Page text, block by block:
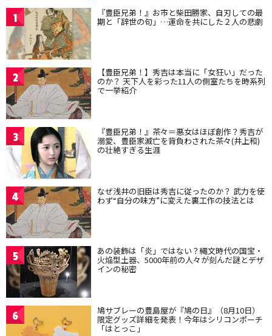
1 『豊臣兄弟！』お市と柴田勝家、自刃しての最
期と「辞世の句」…運命を共にした２人の悲劇
2 【豊臣兄弟！】秀吉は本当に「女狂い」だった
のか？ 天下人を彩った11人の側室たちを時系列
で一挙紹介
3 『豊臣兄弟！』茶々＝悪女はほぼ創作？秀吉が
溺愛、豊臣家滅亡を背負わされた茶々(井上和)
の壮絶すぎる生涯
4 なぜ浅井の旧臣は秀吉に従ったのか？ 武力を使
わず“自分の味方”に変えた裏工作の技法とは
5 あの装飾は「炎」ではない？縄文時代の国宝・
火焔型土器、5000年前の人々が刻んだ謎とデザ
インの秘密
6 鳩サブレーの豊島屋が『鳩の日』（8月10日）
限定グッズ詳細を発表！今年はシリコンポーチ
「はとっこ」